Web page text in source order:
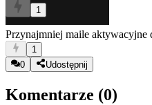
1
Przynajmniej maile aktywacyjne
1
0
Udostępnij
Komentarze (0)